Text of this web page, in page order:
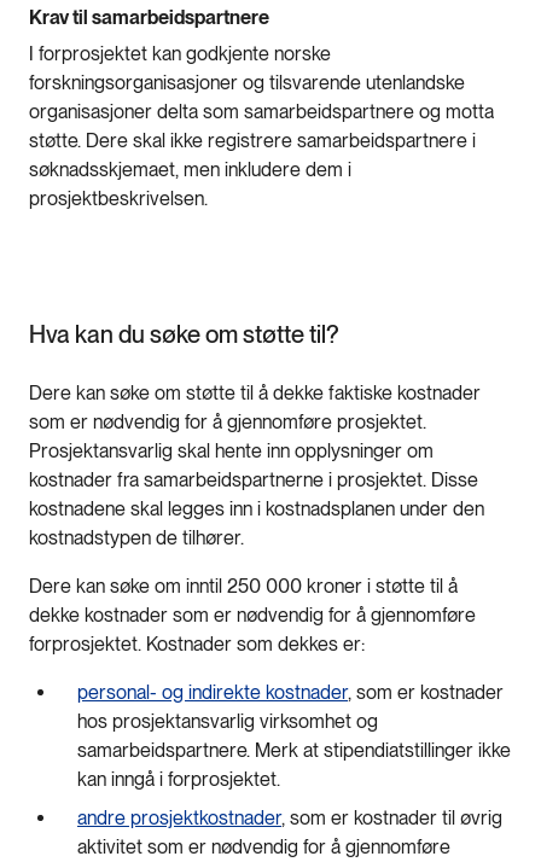
Krav til samarbeidspartnere
I forprosjektet kan godkjente norske
forskningsorganisasjoner og tilsvarende utenlandske
organisasjoner delta som samarbeidspartnere og motta
støtte. Dere skal ikke registrere samarbeidspartnere i
søknadsskjemaet, men inkludere dem i
prosjektbeskrivelsen.
Hva kan du søke om støtte til?
Dere kan søke om støtte til å dekke faktiske kostnader
som er nødvendig for å gjennomføre prosjektet.
Prosjektansvarlig skal hente inn opplysninger om
kostnader fra samarbeidspartnerne i prosjektet. Disse
kostnadene skal legges inn i kostnadsplanen under den
kostnadstypen de tilhører.
Dere kan søke om inntil 250 000 kroner i støtte til å
dekke kostnader som er nødvendig for å gjennomføre
forprosjektet. Kostnader som dekkes er:
personal- og indirekte kostnader, som er kostnader
hos prosjektansvarlig virksomhet og
samarbeidspartnere. Merk at stipendiatstillinger ikke
kan inngå i forprosjektet.
andre prosjektkostnader, som er kostnader til øvrig
aktivitet som er nødvendig for å gjennomføre